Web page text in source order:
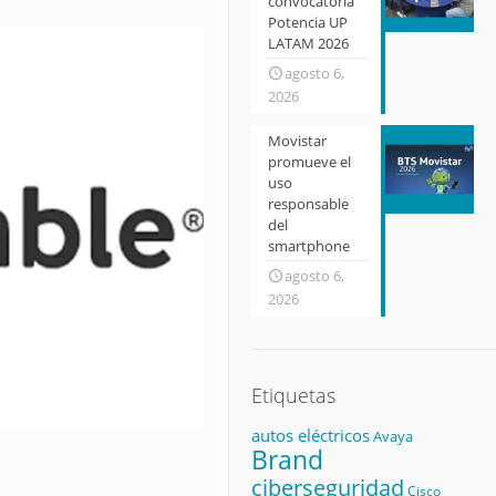
Potencia UP
LATAM 2026
agosto 6,
2026
Movistar
promueve el
uso
responsable
del
smartphone
agosto 6,
2026
Etiquetas
autos eléctricosAvaya
Brand
ciberseguridad Cisco